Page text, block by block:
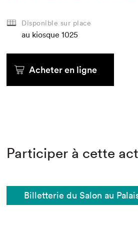
Disponible sur place
au kiosque 1025
Acheter en ligne
Participer à cette
Billetterie du Salon au